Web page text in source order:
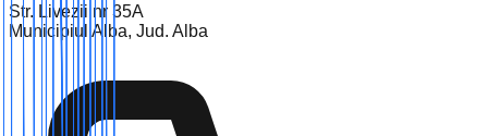
Str. Livezii nr 35A
Municipiul Alba, Jud. Alba